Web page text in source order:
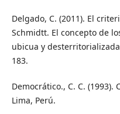
Delgado, C. (2011). El
Schmidtt. El concepto de
ubicua y
183.
Democrático., C. C.
Lima, Perú.